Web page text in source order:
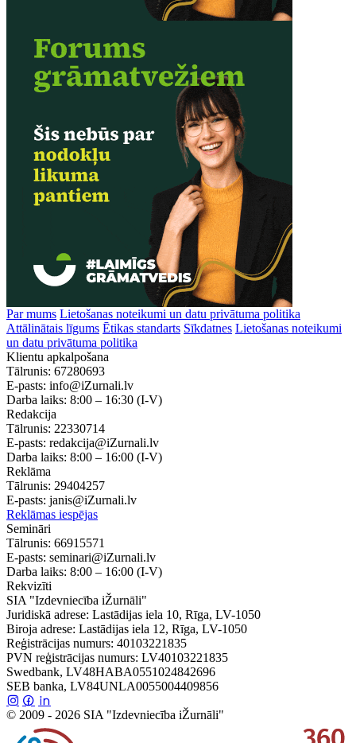
Par mums Lietošanas noteikumi un datu privātuma politika
Attālinātais līgums Ētikas standarts Sīkdatnes Lietošanas noteikumi
un datu privātuma politika
Klientu apkalpošana
Tālrunis: 67280693
E-pasts: info@iZurnali.lv
Darba laiks: 8:00 – 16:30 (I-V)
Redakcija
Tālrunis: 22330714
E-pasts: redakcija@iZurnali.lv
Darba laiks: 8:00 – 16:00 (I-V)
Reklāma
Tālrunis: 29404257
E-pasts: janis@iZurnali.lv
Reklāmas iespējas
Semināri
Tālrunis: 66915571
E-pasts: seminari@iZurnali.lv
Darba laiks: 8:00 – 16:00 (I-V)
Rekvizīti
SIA "Izdevniecība iŽurnāli"
Juridiskā adrese: Lastādijas iela 10, Rīga, LV-1050
Biroja adrese: Lastādijas iela 12, Rīga, LV-1050
Reģistrācijas numurs: 40103221835
PVN reģistrācijas numurs: LV40103221835
Swedbank, LV48HABA0551024842696
SEB banka, LV84UNLA0055004409856
© 2009 - 2026 SIA "Izdevniecība iŽurnāli"